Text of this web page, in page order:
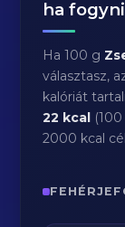
ha
Ha 100 g
választasz,
kalóriát
22 kcal
2000 kcal cél